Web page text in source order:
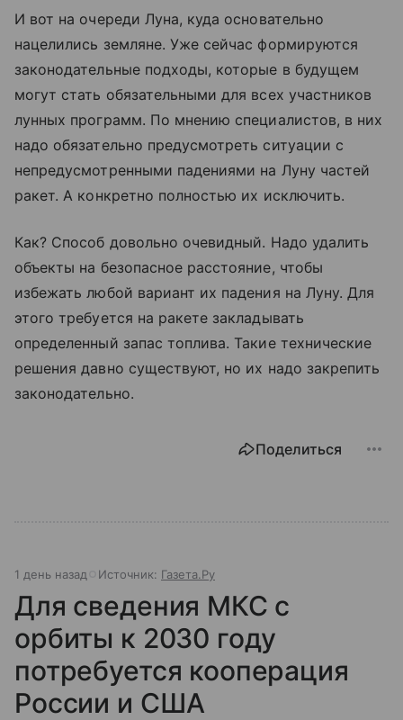
И вот на очереди Луна, куда основательно
нацелились земляне. Уже сейчас формируются
законодательные подходы, которые в будущем
могут стать обязательными для всех участников
лунных программ. По мнению специалистов, в них
надо обязательно предусмотреть ситуации с
непредусмотренными падениями на Луну частей
ракет. А конкретно полностью их исключить.
Как? Способ довольно очевидный. Надо удалить
объекты на безопасное расстояние, чтобы
избежать любой вариант их падения на Луну. Для
этого требуется на ракете закладывать
определенный запас топлива. Такие технические
решения давно существуют, но их надо закрепить
законодательно.
Поделиться
1 день назад Источник: Газета.Ру
Для сведения МКС с
орбиты к 2030 году
потребуется кооперация
России и США